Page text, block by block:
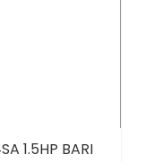
1.5HP BARI